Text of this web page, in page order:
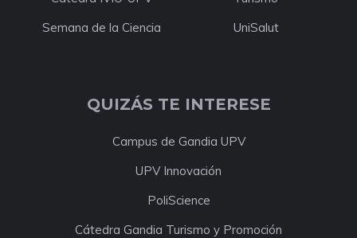
Semana de la Ciencia
UniSalut
QUIZÁS TE INTERESE
Campus de Gandia UPV
UPV Innovación
PoliScience
Cátedra Gandia Turismo y Promoción